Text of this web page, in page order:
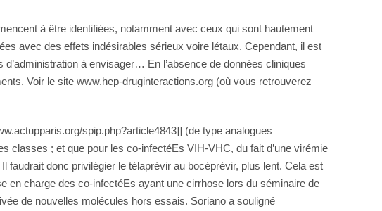
à être identifiées, notamment avec ceux qui sont hautement
avec des effets indésirables sérieux voire létaux. Cependant, il est
à envisager… En l’absence de données cliniques
Voir le site www.hep-druginteractions.org (où vous retrouverez
spip.php?article4843]] (de type analogues
classes ; et que pour les co-infectéEs VIH-VHC, du fait d’une virémie
faudrait donc privilégier le télaprévir au bocéprévir, plus lent. Cela est
en charge des co-infectéEs ayant une cirrhose lors du séminaire de
de nouvelles molécules hors essais. Soriano a souligné